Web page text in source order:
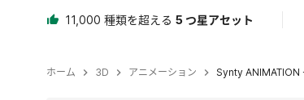
11,000 種類を超える 5 つ星アセット
ホーム 3D アニメーション Synty